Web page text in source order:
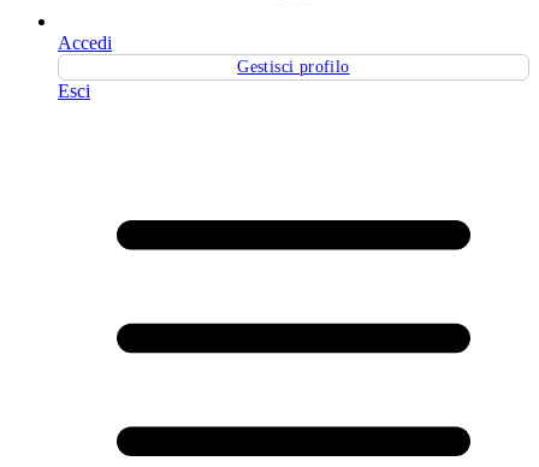
Accedi
Gestisci profilo
Esci